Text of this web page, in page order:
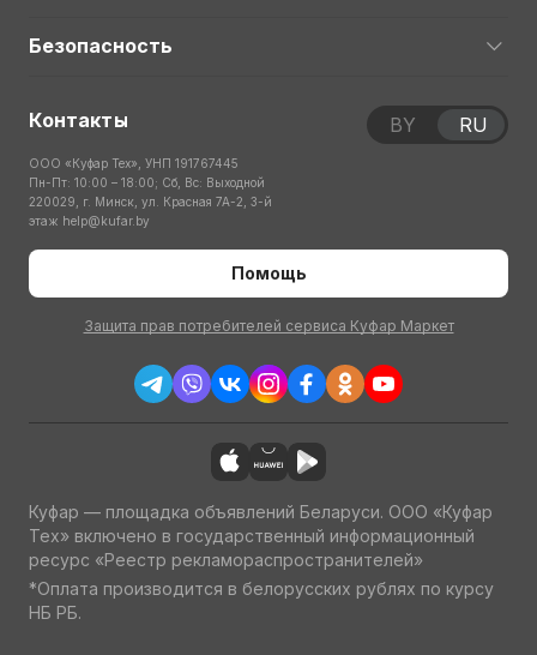
Безопасность
Контакты
ООО «Куфар Тех», УНП 191767445
Пн-Пт: 10:00 – 18:00; Сб, Вс: Выходной
220029, г. Минск, ул. Красная 7А-2, 3-й
этаж help@kufar.by
Помощь
Защита прав потребителей сервиса Куфар Маркет
BY RU
Куфар — площадка объявлений Беларуси. ООО «Куфар
Тех» включено в государственный информационный
ресурс «Реестр рекламораспространителей»
*Оплата производится в белорусских рублях по курсу
НБ РБ.